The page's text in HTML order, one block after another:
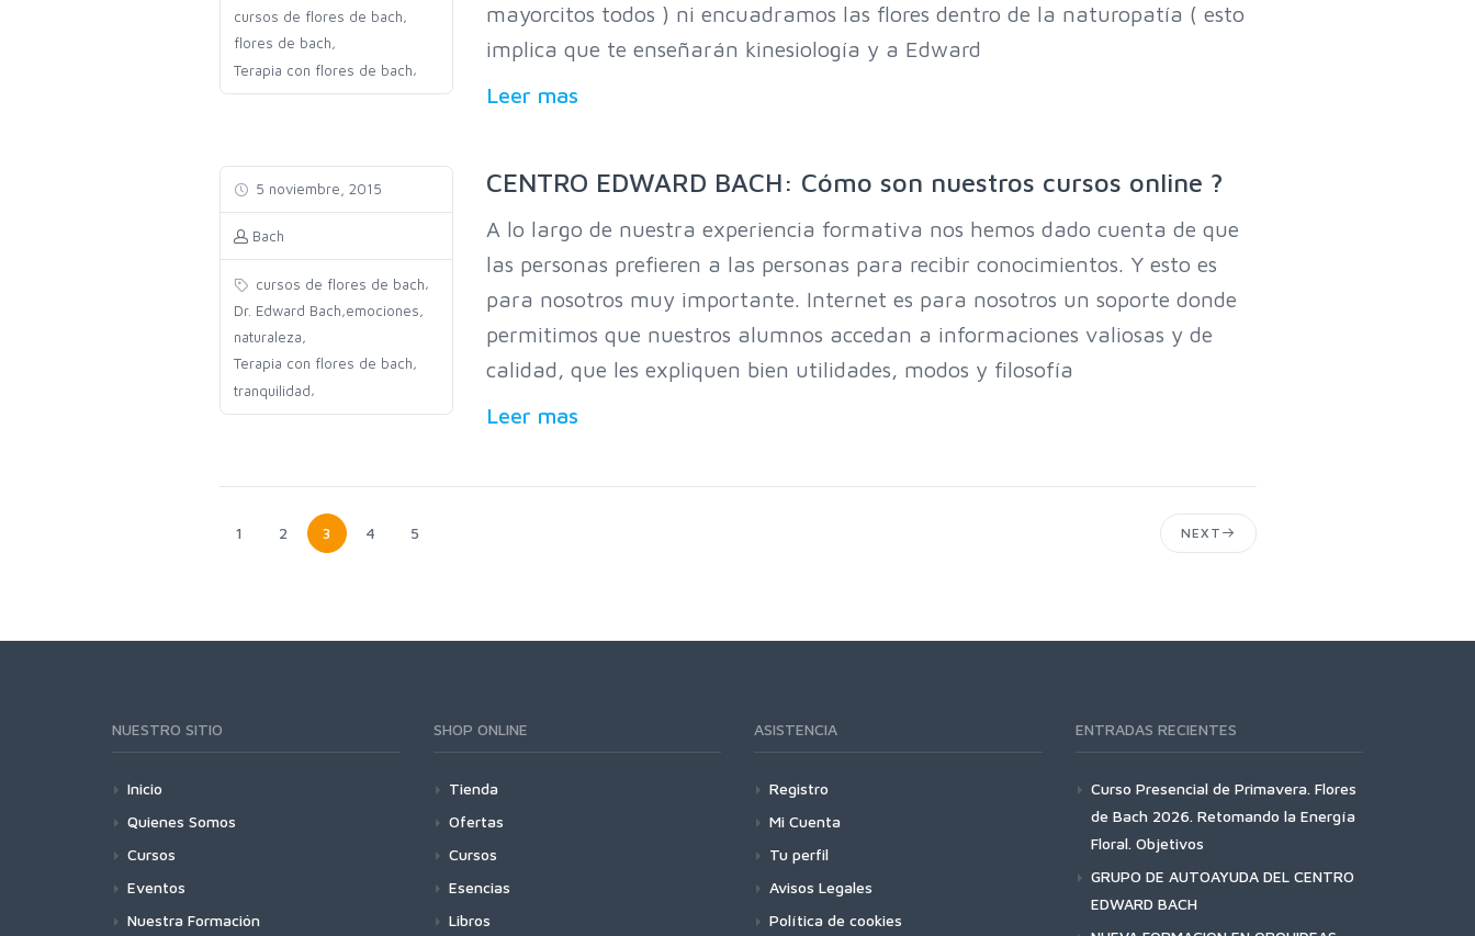
cursos de flores de bach
flores de bach
Terapia con flores de bach,
mayorcitos todos ) ni encuadramos las flores dentro de la naturopatía ( esto
implica que te enseñarán kinesiología y a Edward
Leer mas
5 noviembre, 2015
Bach
cursos de flores de bach,
Dr. Edward Bach emociones
naturaleza
Terapia con flores de bach
tranquilidad,
CENTRO EDWARD BACH: Cómo son nuestros cursos online ?
A lo largo de nuestra experiencia formativa nos hemos dado cuenta de que
las personas prefieren a las personas para recibir conocimientos. Y esto es
para nosotros muy importante. Internet es para nosotros un soporte donde
permitimos que nuestros alumnos accedan a informaciones valiosas y de
calidad, que les expliquen bien utilidades, modos y filosofía
Leer mas
1 2 3 4 5 NEXT
NUESTRO SITIO
Inicio
Quienes Somos
Cursos
Eventos
Nuestra Formación
SHOP ONLINE
Tienda
Ofertas
Cursos
Esencias
Libros
ASISTENCIA
Registro
Mi Cuenta
Tu perfil
Avisos Legales
Política de cookies
ENTRADAS RECIENTES
Curso Presencial de Primavera. Flores
de Bach 2026. Retomando la Energía
Floral. Objetivos
GRUPO DE AUTOAYUDA DEL CENTRO
EDWARD BACH